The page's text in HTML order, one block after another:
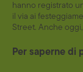
hanno registrato
il via ai
Street. Anche
Per saperne di